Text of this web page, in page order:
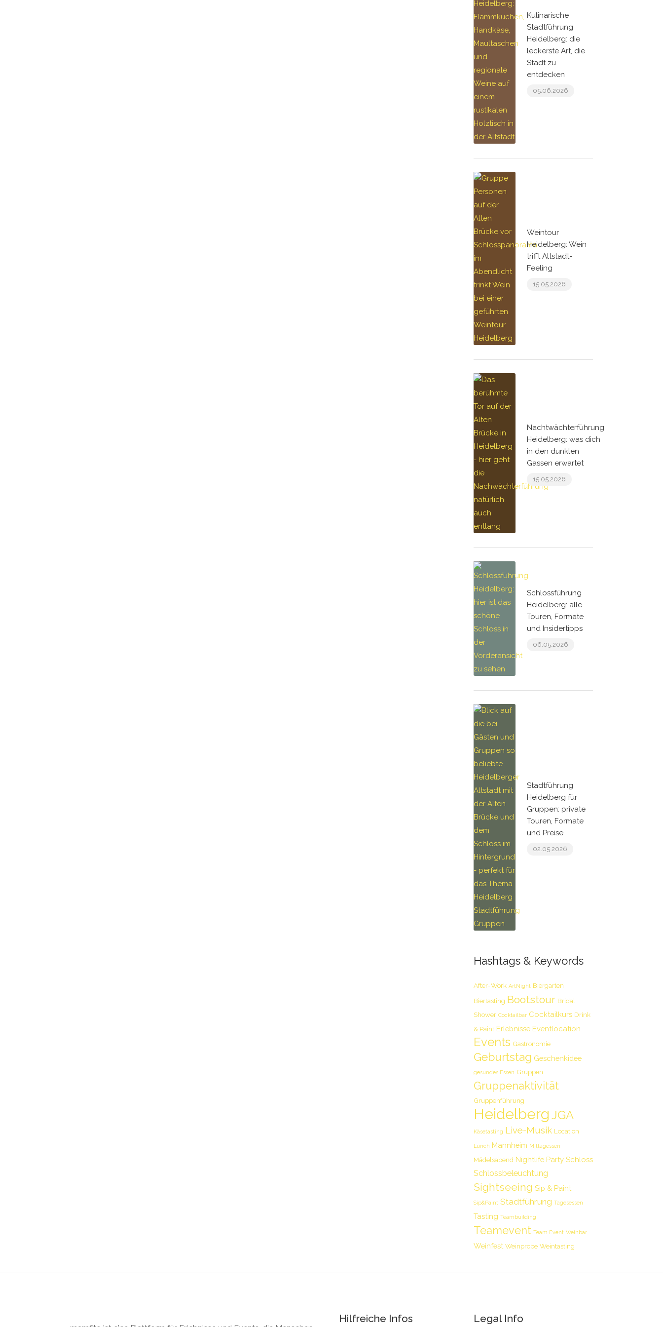
Kulinarische
Stadtführung
Heidelberg: die
leckerste Art, die
Stadt zu
entdecken
05.06.2026
Weintour
Heidelberg: Wein
trifft Altstadt-
Feeling
15.05.2026
Nachtwächterführung
Heidelberg: was dich
in den dunklen
Gassen erwartet
15.05.2026
Schlossführung
Heidelberg: alle
Touren, Formate
und Insidertipps
06.05.2026
Stadtführung
Heidelberg für
Gruppen: private
Touren, Formate
und Preise
02.05.2026
Hashtags & Keywords
After-Work ArtNight Biergarten
Biertasting Bootstour Bridal
Shower Cocktailbar Cocktailkurs Drink
& Paint Erlebnisse Eventlocation
Events Gastronomie
Geburtstag Geschenkidee
gesundes Essen Gruppen
Gruppenaktivität
Gruppenführung
Heidelberg JGA
Käsetasting Live-Musik Location
Lunch Mannheim Mittagessen
Mädelsabend Nightlife Party Schloss
Schlossbeleuchtung
Sightseeing Sip & Paint
Sip&Paint Stadtführung Tagesessen
Tasting Teambuilding
Teamevent Team Event Weinbar
Weinfest Weinprobe Weintasting
Hilfreiche Infos Legal Info